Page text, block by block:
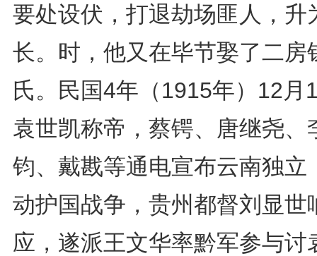
要处设伏，打退劫场匪人，升
长。时，他又在毕节娶了二房
氏。民国4年（1915年）12月
袁世凯称帝，蔡锷、唐继尧、
钧、戴戡等通电宣布云南独立
动护国战争，贵州都督刘显世
应，遂派王文华率黔军参与讨